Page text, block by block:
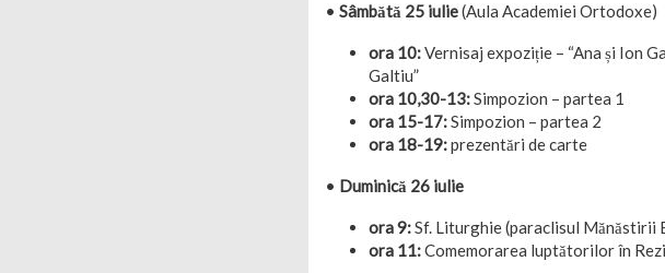
• Sâmbătă 25 iulie(Aula Academiei Ortodoxe)
ora 10:Vernisaj expoziție – “Ana și Ion
Galtiu”
ora 10,30-13:Simpozion – partea 1
ora 15-17:Simpozion – partea 2
ora 18-19:prezentări de carte
• Duminică 26 iulie
ora 9:Sf. Liturghie (paraclisul Mănăstirii
ora 11:Comemorarea luptătorilor în